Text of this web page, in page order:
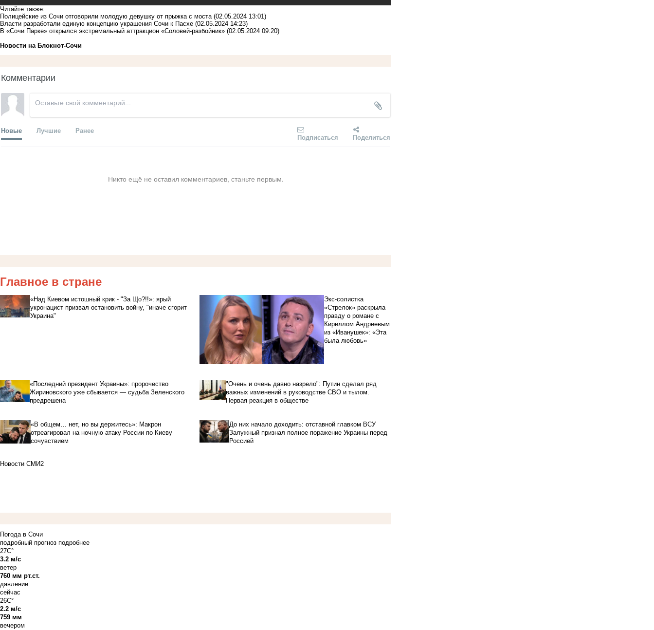
Читайте также:
Полицейские из Сочи отговорили молодую девушку от прыжка с моста (02.05.2024 13:01)
Власти разработали единую концепцию украшения Сочи к Пасхе (02.05.2024 14:23)
В «Сочи Парке» открылся экстремальный аттракцион «Соловей-разбойник» (02.05.2024 09:20)
Новости на Блoкнoт-Сочи
Комментарии
Новые Лучшие Ранее
Подписаться Поделиться
Никто ещё не оставил комментариев, станьте первым.
Главное в стране
«Над Киевом истошный крик - "За Що?!!»: ярый
укронацист призвал остановить войну, "иначе сгорит
Украина"
Экс-солистка
«Стрелок» раскрыла
правду о романе с
Кириллом Андреевым
из «Иванушек»: «Эта
была любовь»
«Последний президент Украины»: пророчество
Жириновского уже сбывается — судьба Зеленского
предрешена
"Очень и очень давно назрело": Путин сделал ряд
важных изменений в руководстве СВО и тылом.
Первая реакция в обществе
«В общем… нет, но вы держитесь»: Макрон
отреагировал на ночную атаку России по Киеву
сочувствием
До них начало доходить: отставной главком ВСУ
Залужный признал полное поражение Украины перед
Россией
Новости СМИ2
Погода в Сочи
подробный прогноз подробнее
27C°
3.2 м/с
ветер
760 мм рт.ст.
давление
сейчас
26C°
2.2 м/с
759 мм
вечером